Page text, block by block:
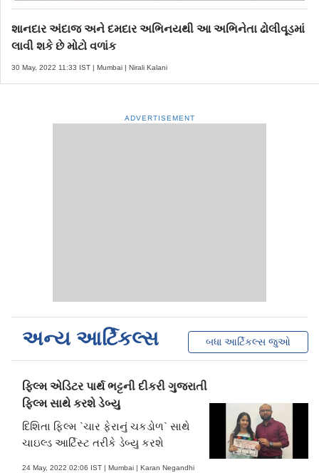
શાનદાર અંદાજ અને દમદાર અભિનયથી આ અભિનેતા ઢોલીવૂડમાં
લાવી શકે છે મોટો વળાંક
30 May, 2022 11:33 IST | Mumbai | Nirali Kalani
ADVERTISEMENT
અન્ય આર્ટિકલ્સ બધા આર્ટિકલ્સ જુઓ
ફિલ્મ એડિટર પાર્થ ભટ્ટની દીકરી ગુજરાતી
ફિલ્મ સાથે કરશે ડેબ્યુ
દિશિતા ફિલ્મ `ચાર ફેરાનું ચકડોળ` સાથે
ચાઇલ્ડ આર્ટિસ્ટ તરીકે ડેબ્યુ કરશે
24 May, 2022 02:06 IST | Mumbai | Karan Negandhi